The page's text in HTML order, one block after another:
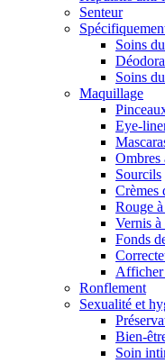
Senteur
Soins
Soins
Maquillage
Eye-
Ombres
Sourcils
Crèmes
Rouge
Vernis à
Fonds
Afficher
Ronflement
Sexualité et
Bien-
Soin